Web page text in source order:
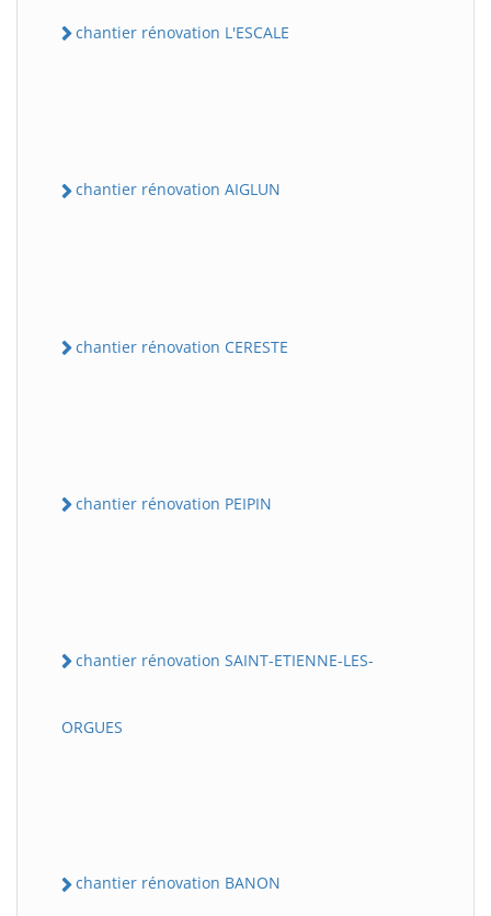
chantier rénovation L'ESCALE
chantier rénovation AIGLUN
chantier rénovation CERESTE
chantier rénovation PEIPIN
chantier rénovation SAINT-ETIENNE-LES-
ORGUES
chantier rénovation BANON